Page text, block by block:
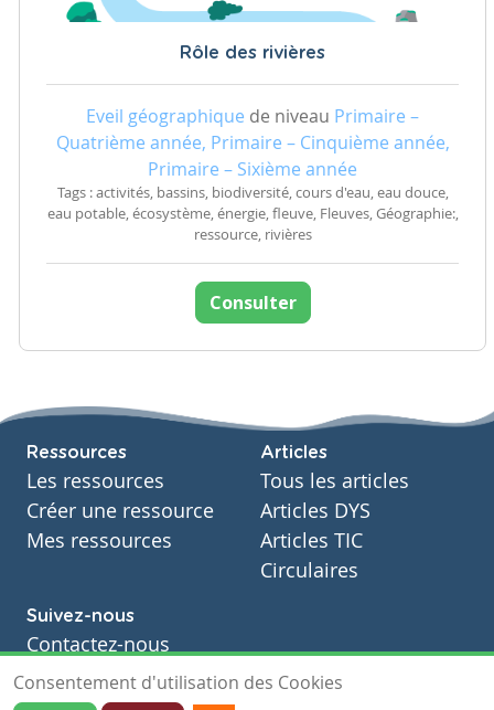
Rôle des rivières
Eveil géographique de niveau Primaire –
Quatrième année, Primaire – Cinquième année,
Primaire – Sixième année
Tags : activités, bassins, biodiversité, cours d'eau, eau douce,
eau potable, écosystème, énergie, fleuve, Fleuves, Géographie:,
ressource, rivières
Consulter
Ressources
Les ressources
Créer une ressource
Mes ressources
Articles
Tous les articles
Articles DYS
Articles TIC
Circulaires
Suivez-nous
Contactez-nous
Soutien scolaire
Notre page Facebook
Consentement d'utilisation des Cookies